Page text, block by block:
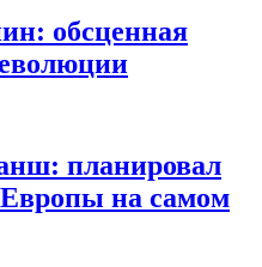
обсценная
планировал
на самом